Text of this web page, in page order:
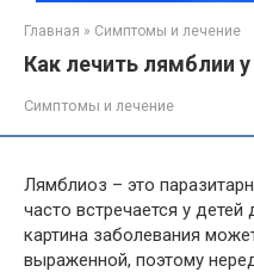
Главная » Симптомы и лечение
Как лечить лямблии у
Симптомы и лечение
Лямблиоз – это
часто встречается у
картина заболевания
выраженной, поэтому